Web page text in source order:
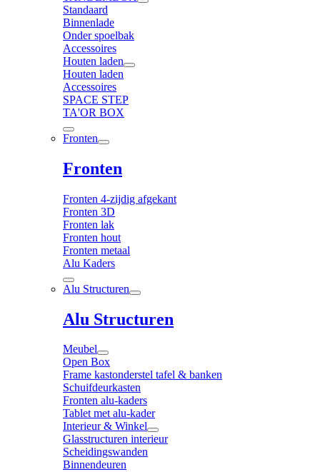
Standaard
Binnenlade
Onder spoelbak
Accessoires
Houten laden
Houten laden
Accessoires
SPACE STEP
TA'OR BOX
Fronten
Fronten
Fronten 4-zijdig afgekant
Fronten 3D
Fronten lak
Fronten hout
Fronten metaal
Alu Kaders
Alu Structuren
Alu Structuren
Meubel
Open Box
Frame kastonderstel tafel & banken
Schuifdeurkasten
Fronten alu-kaders
Tablet met alu-kader
Interieur & Winkel
Glasstructuren interieur
Scheidingswanden
Binnendeuren